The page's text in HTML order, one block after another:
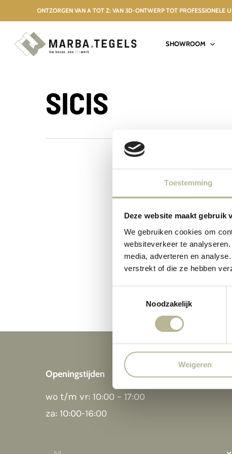
Toestemming
Deze website maakt gebruik
We gebruiken cookies om
websiteverkeer te
media, adverteren en
verstrekt of die ze hebben
Noodzakelijk
Weigeren
to
main
content
ONTZORGEN VAN A TOT Z: VAN 3D-ONTWERP TOT
SHOWROOM
SICIS
Openingstijden
wo t/m vr: 10:00 – 17:00
za: 10:00-16:00